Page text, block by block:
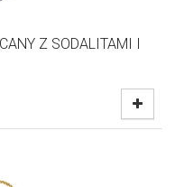
Z SODALITAMI I